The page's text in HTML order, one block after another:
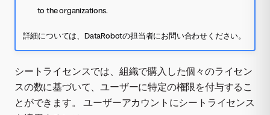
to the organizations.
詳細については、DataRobotの担当者にお問い合わせください。
シートライセンスでは、組織で購入した個々のライセン
スの数に基づいて、ユーザーに特定の権限を付与するこ
とができます。 ユーザーアカウントにシートライセンス